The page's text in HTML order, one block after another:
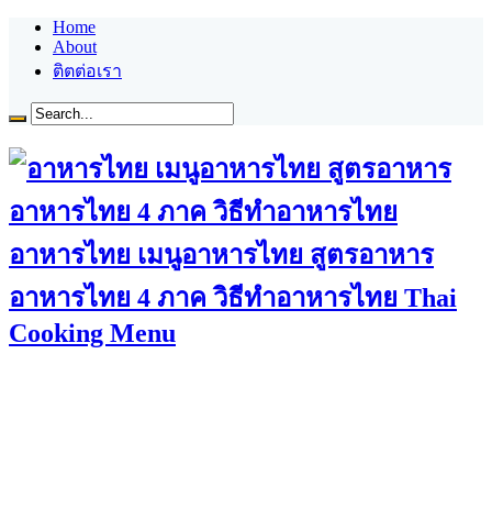
Home
About
ติตต่อเรา
อาหารไทย เมนูอาหารไทย สูตรอาหาร
อาหารไทย 4 ภาค วิธีทำอาหารไทย Thai
Cooking Menu